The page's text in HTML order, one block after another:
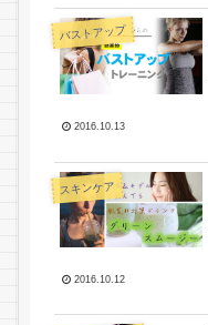
バストアップ
2016.10.13
スキンケア
2016.10.12